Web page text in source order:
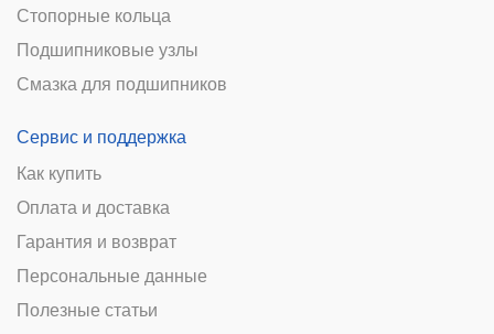
Стопорные кольца
Подшипниковые узлы
Смазка для подшипников
Сервис и поддержка
Как купить
Оплата и доставка
Гарантия и возврат
Персональные данные
Полезные статьи